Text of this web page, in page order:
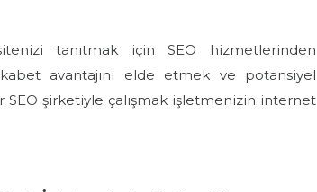
tanıtmak için SEO hizmetlerinden
avantajını elde etmek ve potansiyel
şirketiyle çalışmak işletmenizin internet